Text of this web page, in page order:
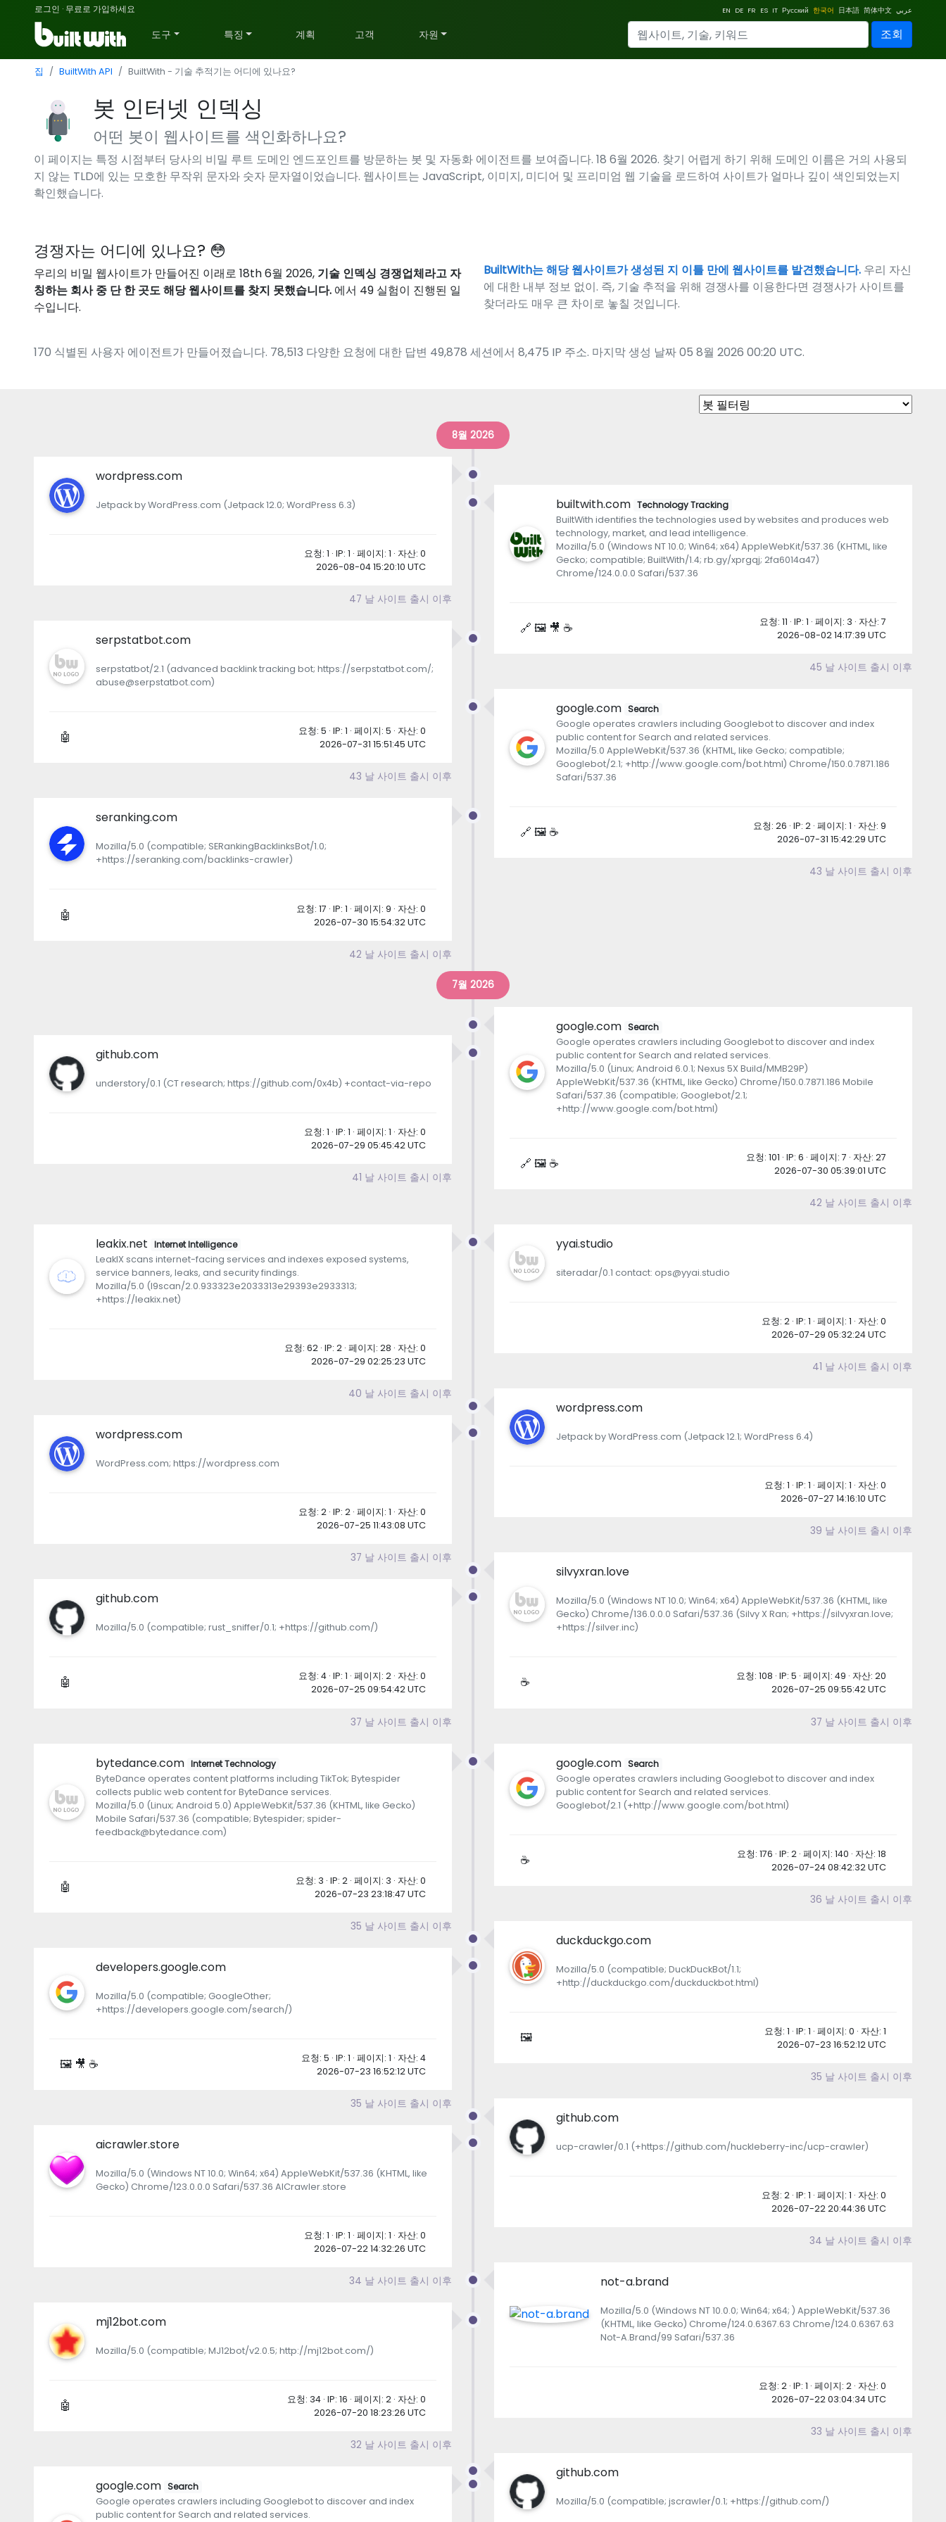
로그인 · 무료로 가입하세요 EN DE FR ES IT Русский 한국어 日本語 简体中文 عربي
도구 특징 계획 고객 자원 조회
집 BuiltWith API BuiltWith - 기술 추적기는 어디에 있나요?
봇 인터넷 인덱싱
어떤 봇이 웹사이트를 색인화하나요?
이 페이지는 특정 시점부터 당사의 비밀 루트 도메인 엔드포인트를 방문하는 봇 및 자동화 에이전트를 보여줍니다. 18 6월 2026. 찾기 어렵게 하기 위해 도메인 이름은 거의 사용되
지 않는 TLD에 있는 모호한 무작위 문자와 숫자 문자열이었습니다. 웹사이트는 JavaScript, 이미지, 미디어 및 프리미엄 웹 기술을 로드하여 사이트가 얼마나 깊이 색인되었는지
확인했습니다.
경쟁자는 어디에 있나요? 😳
우리의 비밀 웹사이트가 만들어진 이래로 18th 6월 2026, 기술 인덱싱 경쟁업체라고 자
칭하는 회사 중 단 한 곳도 해당 웹사이트를 찾지 못했습니다. 에서 49 실험이 진행된 일
수입니다.
BuiltWith는 해당 웹사이트가 생성된 지 이틀 만에 웹사이트를 발견했습니다. 우리 자신
에 대한 내부 정보 없이. 즉, 기술 추적을 위해 경쟁사를 이용한다면 경쟁사가 사이트를
찾더라도 매우 큰 차이로 놓칠 것입니다.
170 식별된 사용자 에이전트가 만들어졌습니다. 78,513 다양한 요청에 대한 답변 49,878 세션에서 8,475 IP 주소. 마지막 생성 날짜 05 8월 2026 00:20 UTC.
8월 2026
wordpress.com
Jetpack by WordPress.com (Jetpack 12.0; WordPress 6.3)
요청: 1 · IP: 1 · 페이지: 1 · 자산: 0
2026-08-04 15:20:10 UTC
47 날 사이트 출시 이후
builtwith.com Technology Tracking
BuiltWith identifies the technologies used by websites and produces web
technology, market, and lead intelligence.
Mozilla/5.0 (Windows NT 10.0; Win64; x64) AppleWebKit/537.36 (KHTML, like
Gecko; compatible; BuiltWith/1.4; rb.gy/xprgqj; 2fa6014a47)
Chrome/124.0.0.0 Safari/537.36
🔗 🖼 🎥 ☕
요청: 11 · IP: 1 · 페이지: 3 · 자산: 7
2026-08-02 14:17:39 UTC
45 날 사이트 출시 이후
serpstatbot.com
serpstatbot/2.1 (advanced backlink tracking bot; https://serpstatbot.com/;
abuse@serpstatbot.com)
🤖
요청: 5 · IP: 1 · 페이지: 5 · 자산: 0
2026-07-31 15:51:45 UTC
43 날 사이트 출시 이후
google.com Search
Google operates crawlers including Googlebot to discover and index
public content for Search and related services.
Mozilla/5.0 AppleWebKit/537.36 (KHTML, like Gecko; compatible;
Googlebot/2.1; +http://www.google.com/bot.html) Chrome/150.0.7871.186
Safari/537.36
🔗 🖼 ☕
요청: 26 · IP: 2 · 페이지: 1 · 자산: 9
2026-07-31 15:42:29 UTC
43 날 사이트 출시 이후
seranking.com
Mozilla/5.0 (compatible; SERankingBacklinksBot/1.0;
+https://seranking.com/backlinks-crawler)
🤖
요청: 17 · IP: 1 · 페이지: 9 · 자산: 0
2026-07-30 15:54:32 UTC
42 날 사이트 출시 이후
7월 2026
google.com Search
Google operates crawlers including Googlebot to discover and index
public content for Search and related services.
Mozilla/5.0 (Linux; Android 6.0.1; Nexus 5X Build/MMB29P)
AppleWebKit/537.36 (KHTML, like Gecko) Chrome/150.0.7871.186 Mobile
Safari/537.36 (compatible; Googlebot/2.1;
+http://www.google.com/bot.html)
🔗 🖼 ☕
요청: 101 · IP: 6 · 페이지: 7 · 자산: 27
2026-07-30 05:39:01 UTC
42 날 사이트 출시 이후
github.com
understory/0.1 (CT research; https://github.com/0x4b) +contact-via-repo
요청: 1 · IP: 1 · 페이지: 1 · 자산: 0
2026-07-29 05:45:42 UTC
41 날 사이트 출시 이후
yyai.studio
siteradar/0.1 contact: ops@yyai.studio
요청: 2 · IP: 1 · 페이지: 1 · 자산: 0
2026-07-29 05:32:24 UTC
41 날 사이트 출시 이후
leakix.net Internet Intelligence
LeakIX scans internet-facing services and indexes exposed systems,
service banners, leaks, and security findings.
Mozilla/5.0 (l9scan/2.0.933323e2033313e29393e2933313;
+https://leakix.net)
요청: 62 · IP: 2 · 페이지: 28 · 자산: 0
2026-07-29 02:25:23 UTC
40 날 사이트 출시 이후
wordpress.com
Jetpack by WordPress.com (Jetpack 12.1; WordPress 6.4)
요청: 1 · IP: 1 · 페이지: 1 · 자산: 0
2026-07-27 14:16:10 UTC
39 날 사이트 출시 이후
wordpress.com
WordPress.com; https://wordpress.com
요청: 2 · IP: 2 · 페이지: 1 · 자산: 0
2026-07-25 11:43:08 UTC
37 날 사이트 출시 이후
silvyxran.love
Mozilla/5.0 (Windows NT 10.0; Win64; x64) AppleWebKit/537.36 (KHTML, like
Gecko) Chrome/136.0.0.0 Safari/537.36 (Silvy X Ran; +https://silvyxran.love;
+https://silver.inc)
☕
요청: 108 · IP: 5 · 페이지: 49 · 자산: 20
2026-07-25 09:55:42 UTC
37 날 사이트 출시 이후
github.com
Mozilla/5.0 (compatible; rust_sniffer/0.1; +https://github.com/)
🤖
요청: 4 · IP: 1 · 페이지: 2 · 자산: 0
2026-07-25 09:54:42 UTC
37 날 사이트 출시 이후
google.com Search
Google operates crawlers including Googlebot to discover and index
public content for Search and related services.
Googlebot/2.1 (+http://www.google.com/bot.html)
☕
요청: 176 · IP: 2 · 페이지: 140 · 자산: 18
2026-07-24 08:42:32 UTC
36 날 사이트 출시 이후
bytedance.com Internet Technology
ByteDance operates content platforms including TikTok; Bytespider
collects public web content for ByteDance services.
Mozilla/5.0 (Linux; Android 5.0) AppleWebKit/537.36 (KHTML, like Gecko)
Mobile Safari/537.36 (compatible; Bytespider; spider-
feedback@bytedance.com)
🤖
요청: 3 · IP: 2 · 페이지: 3 · 자산: 0
2026-07-23 23:18:47 UTC
35 날 사이트 출시 이후
duckduckgo.com
Mozilla/5.0 (compatible; DuckDuckBot/1.1;
+http://duckduckgo.com/duckduckbot.html)
🖼
요청: 1 · IP: 1 · 페이지: 0 · 자산: 1
2026-07-23 16:52:12 UTC
35 날 사이트 출시 이후
developers.google.com
Mozilla/5.0 (compatible; GoogleOther;
+https://developers.google.com/search/)
🖼 🎥 ☕
요청: 5 · IP: 1 · 페이지: 1 · 자산: 4
2026-07-23 16:52:12 UTC
35 날 사이트 출시 이후
github.com
ucp-crawler/0.1 (+https://github.com/huckleberry-inc/ucp-crawler)
요청: 2 · IP: 1 · 페이지: 1 · 자산: 0
2026-07-22 20:44:36 UTC
34 날 사이트 출시 이후
aicrawler.store
Mozilla/5.0 (Windows NT 10.0; Win64; x64) AppleWebKit/537.36 (KHTML, like
Gecko) Chrome/123.0.0.0 Safari/537.36 AICrawler.store
요청: 1 · IP: 1 · 페이지: 1 · 자산: 0
2026-07-22 14:32:26 UTC
34 날 사이트 출시 이후 not-a.brand
Mozilla/5.0 (Windows NT 10.0.0; Win64; x64; ) AppleWebKit/537.36
(KHTML, like Gecko) Chrome/124.0.6367.63 Chrome/124.0.6367.63
Not-A.Brand/99 Safari/537.36
요청: 2 · IP: 1 · 페이지: 2 · 자산: 0
2026-07-22 03:04:34 UTC
33 날 사이트 출시 이후
mj12bot.com
Mozilla/5.0 (compatible; MJ12bot/v2.0.5; http://mj12bot.com/)
🤖
요청: 34 · IP: 16 · 페이지: 2 · 자산: 0
2026-07-20 18:23:26 UTC
32 날 사이트 출시 이후
github.com
Mozilla/5.0 (compatible; jscrawler/0.1; +https://github.com/)
google.com Search
Google operates crawlers including Googlebot to discover and index
public content for Search and related services.